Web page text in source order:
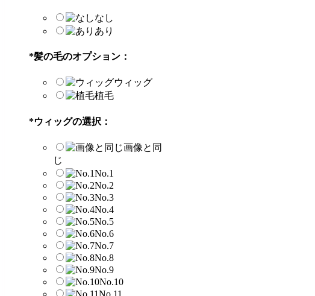
なし
あり
*髪の毛のオプション：
ウィッグ
植毛
*ウィッグの選択：
画像と同
じ
No.1
No.2
No.3
No.4
No.5
No.6
No.7
No.8
No.9
No.10
No.11